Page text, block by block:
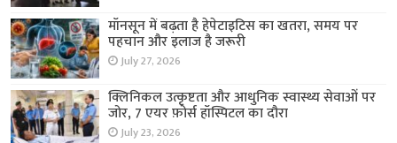
मॉनसून में बढ़ता है हेपेटाइटिस का खतरा, समय पर
पहचान और इलाज है जरूरी
July 27, 2026
क्लिनिकल उत्कृष्टता और आधुनिक स्वास्थ्य सेवाओं पर
जोर, 7 एयर फ़ोर्स हॉस्पिटल का दौरा
July 23, 2026